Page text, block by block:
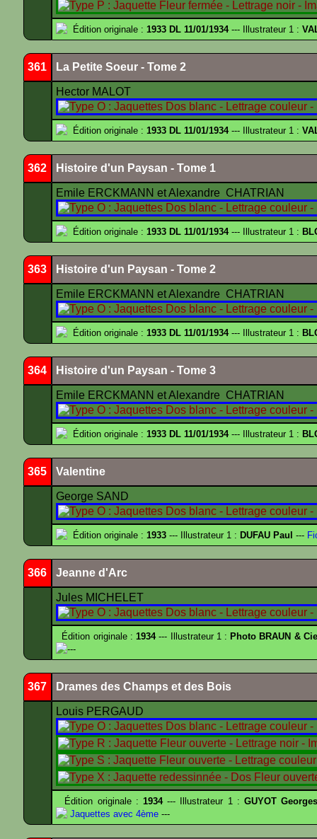
Édition originale : 1933 DL 11/01/1934--- Illustrateur 1 :
361 La Petite Soeur - Tome 2
Hector MALOT
Édition originale : 1933 DL 11/01/1934--- Illustrateur 1 :
362 Histoire d'un Paysan - Tome 1
Emile ERCKMANN et Alexandre CHATRIAN
Édition originale : 1933 DL 11/01/1934--- Illustrateur 1 :
363 Histoire d'un Paysan - Tome 2
Emile ERCKMANN et Alexandre CHATRIAN
Édition originale : 1933 DL 11/01/1934--- Illustrateur 1 :
364 Histoire d'un Paysan - Tome 3
Emile ERCKMANN et Alexandre CHATRIAN
Édition originale : 1933 DL 11/01/1934--- Illustrateur 1 :
365 Valentine
George SAND
Édition originale : 1933 --- Illustrateur 1 : DUFAU Paul ---
366 Jeanne d'Arc
Jules MICHELET
Édition originale :1934--- Illustrateur 1 : Photo BRAUN &
---
367 Drames des Champs et des Bois
Louis PERGAUD
Édition originale : 1934--- Illustrateur 1 : GUYOT
Jaquettes avec 4ème ---